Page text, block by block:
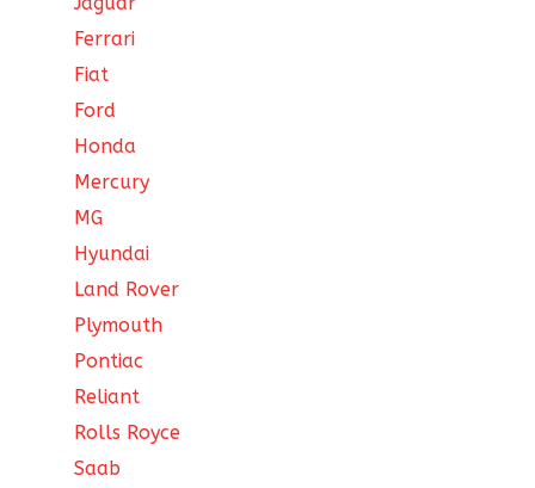
Ferrari
Fiat
Ford
Honda
Mercury
MG
Hyundai
Land Rover
Plymouth
Pontiac
Reliant
Rolls Royce
Saab